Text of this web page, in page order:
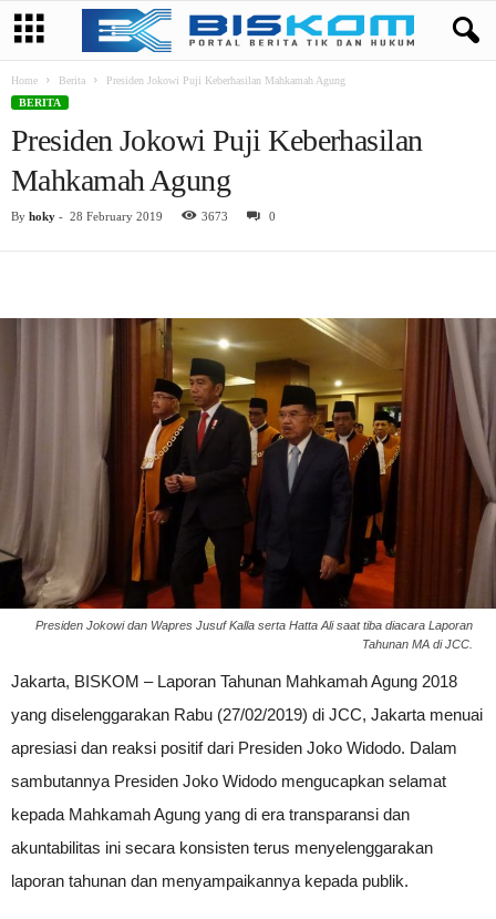
Home Berita
Presiden Jokowi Puji Keberhasilan Mahkamah Agung
BERITA
Presiden Jokowi Puji Keberhasilan
Mahkamah Agung
By hoky - 28 February 2019 3673 0
Presiden Jokowi dan Wapres Jusuf Kalla serta Hatta Ali saat tiba diacara Laporan
Tahunan MA di JCC.
Jakarta, BISKOM – Laporan Tahunan Mahkamah Agung 2018
yang diselenggarakan Rabu (27/02/2019) di JCC, Jakarta menuai
apresiasi dan reaksi positif dari Presiden Joko Widodo. Dalam
sambutannya Presiden Joko Widodo mengucapkan selamat
kepada Mahkamah Agung yang di era transparansi dan
akuntabilitas ini secara konsisten terus menyelenggarakan
laporan tahunan dan menyampaikannya kepada publik.